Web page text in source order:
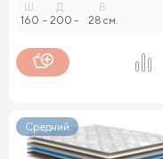
160 -
Д.
200 -
В.
28 см.
Средний